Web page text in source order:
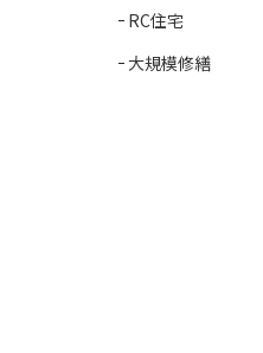
RC住宅
大規模修繕